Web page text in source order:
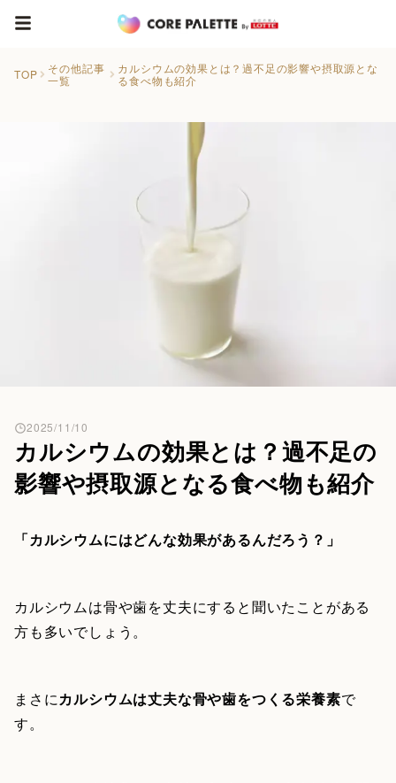
TOP
その他記事
一覧
カルシウムの効果とは？過不足の影響や摂取源とな
る食べ物も紹介
カルシウムの効果とは？過不足の
影響や摂取源となる食べ物も紹介
2025/11/10
「カルシウムにはどんな効果があるんだろう？」
カルシウムは骨や歯を丈夫にすると聞いたことがある
方も多いでしょう。
まさにカルシウムは丈夫な骨や歯をつくる栄養素で
す。